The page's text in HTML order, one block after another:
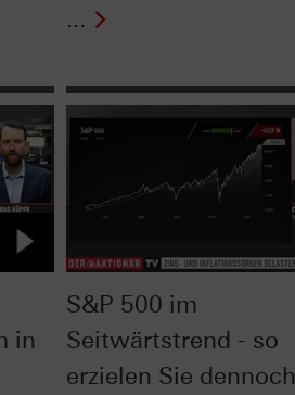
...
in
S&P 500 im
Seitwärtstrend - so
erzielen Sie dennoch